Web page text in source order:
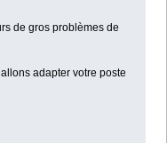
de gros problèmes de
adapter votre poste